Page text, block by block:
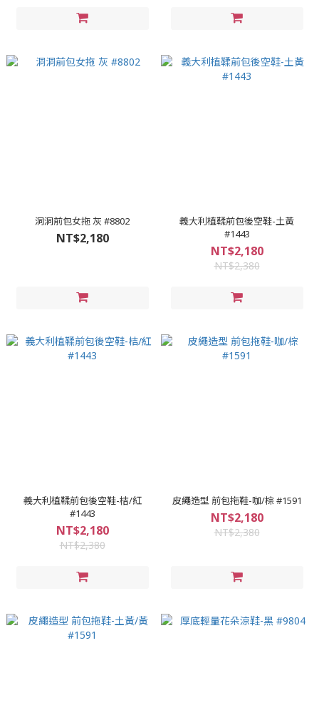
洞洞前包女拖 灰 #8802
NT$2,180
義大利植鞣前包後空鞋-土黃
#1443
NT$2,180
NT$2,380
義大利植鞣前包後空鞋-桔/紅
#1443
NT$2,180
NT$2,380
皮繩造型 前包拖鞋-咖/棕 #1591
NT$2,180
NT$2,380